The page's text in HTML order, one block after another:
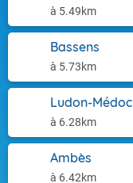
à 5.49km
Bassens
à 5.73km
Ludon-Médoc
à 6.28km
Ambès
à 6.42km